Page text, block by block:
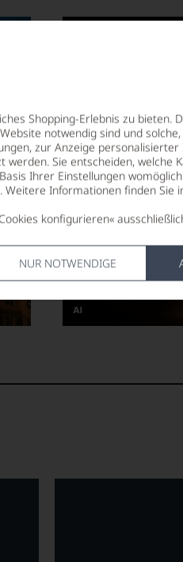
Shopping-Erlebnis zu bieten.
notwendig sind und
zur Anzeige
Sie entscheiden, welche
Ihrer Einstellungen
Informationen finden Sie
konfigurieren«
NUR NOTWENDIGE
Dieses
von